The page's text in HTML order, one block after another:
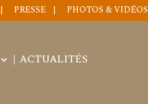
PRESSE PHOTOS & VIDÉOS
ACTUALITÉS